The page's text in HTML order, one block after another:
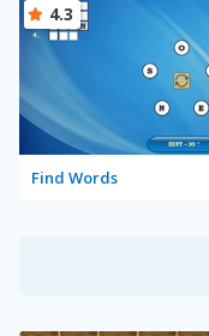
Find Words
4.3